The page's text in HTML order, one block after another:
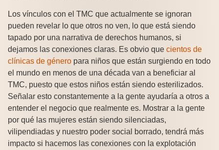
Los vínculos con el TMC que actualmente se ignoran
pueden revelar lo que otros no ven, lo que está siendo
tapado por una narrativa de derechos humanos, si
dejamos las conexiones claras. Es obvio que cientos de
clínicas de género para niños que están surgiendo en todo
el mundo en menos de una década van a beneficiar al
TMC, puesto que estos niños están siendo esterilizados.
Señalar esto constantemente a la gente ayudaría a otros a
entender el negocio que realmente es. Mostrar a la gente
por qué las mujeres están siendo silenciadas,
vilipendiadas y nuestro poder social borrado, tendrá más
impacto si hacemos las conexiones con la explotación